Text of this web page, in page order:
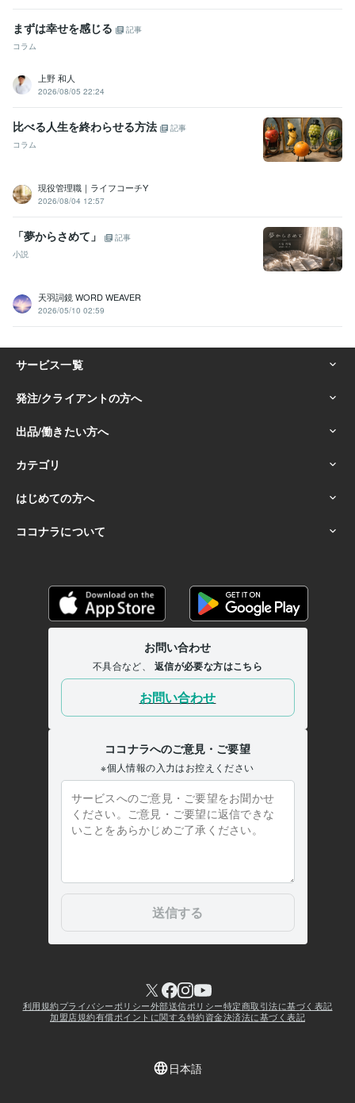
まずは幸せを感じる
記事
コラム
上野 和人
2026/08/05 22:24
比べる人生を終わらせる方法
記事
コラム
現役管理職｜ライフコーチY
2026/08/04 12:57
「夢からさめて」
記事
小説
天羽詞鏡 WORD WEAVER
2026/05/10 02:59